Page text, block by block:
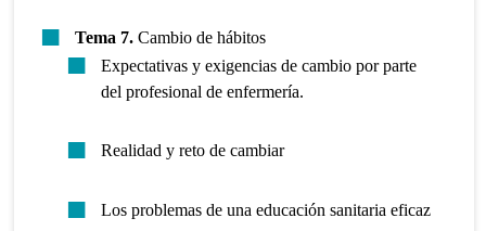
Tema 7. Cambio de hábitos
Expectativas y exigencias de cambio por parte
del profesional de enfermería.
Realidad y reto de cambiar
Los problemas de una educación sanitaria eficaz